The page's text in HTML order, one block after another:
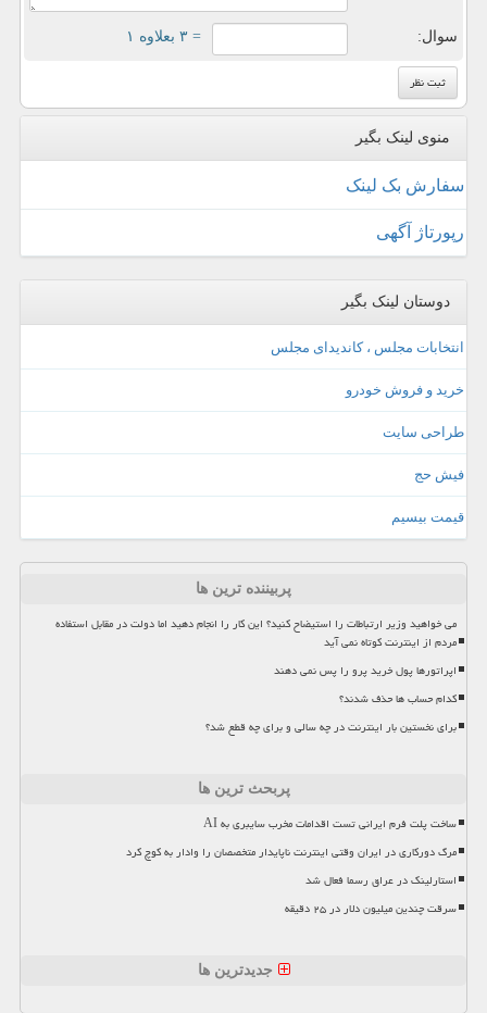
سوال: = ۳ بعلاوه ۱
منوی لینک بگیر
سفارش بک لینک
رپورتاژ آگهی
دوستان لینک بگیر
انتخابات مجلس ، کاندیدای مجلس
خرید و فروش خودرو
طراحی سایت
فیش حج
قیمت بیسیم
پربیننده ترین ها
می خواهید وزیر ارتباطات را استیضاح کنید؟ این کار را انجام دهید اما دولت در مقابل استفاده
مردم از اینترنت کوتاه نمی آید
اپراتورها پول خرید پرو را پس نمی دهند
کدام حساب ها حذف شدند؟
برای نخستین بار اینترنت در چه سالی و برای چه قطع شد؟
پربحث ترین ها
ساخت پلت فرم ایرانی تست اقدامات مخرب سایبری به AI
مرگ دورکاری در ایران وقتی اینترنت ناپایدار متخصصان را وادار به کوچ کرد
استارلینک در عراق رسما فعال شد
سرقت چندین میلیون دلار در ۲۵ دقیقه
جدیدترین ها